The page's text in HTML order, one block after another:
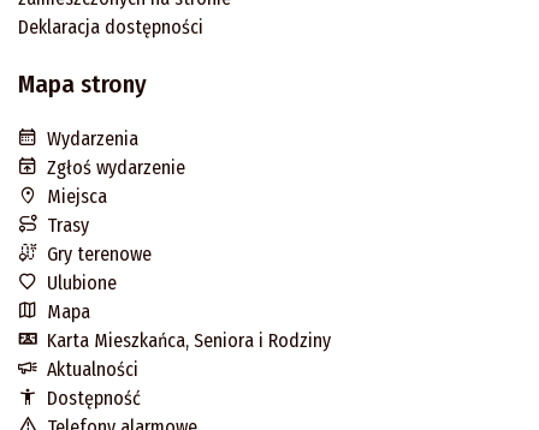
Deklaracja dostępności
Mapa strony
Wydarzenia
Zgłoś wydarzenie
Miejsca
Trasy
Gry terenowe
Ulubione
Mapa
Karta Mieszkańca, Seniora i Rodziny
Aktualności
Dostępność